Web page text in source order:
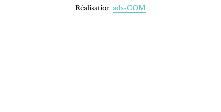
Réalisation ads-COM